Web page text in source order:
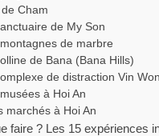
de Cham
de My Son
de marbre
de Bana (Bana Hills)
de distraction Vin
à Hoi An
marchés à Hoi An
faire ? Les 15 expériences